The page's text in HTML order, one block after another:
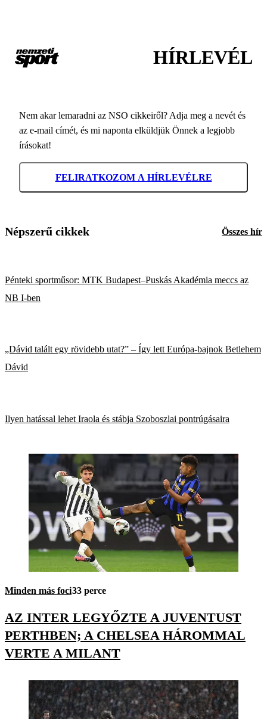
HÍRLEVÉL
Nem akar lemaradni az NSO cikkeiről? Adja meg a nevét és
az e-mail címét, és mi naponta elküldjük Önnek a legjobb
írásokat!
FELIRATKOZOM A HÍRLEVÉLRE
Népszerű cikkek Összes hír
Pénteki sportműsor: MTK Budapest–Puskás Akadémia meccs az
NB I-ben
„Dávid talált egy rövidebb utat?” – Így lett Európa-bajnok Betlehem
Dávid
Ilyen hatással lehet Iraola és stábja Szoboszlai pontrúgásaira
Minden más foci33 perce
AZ INTER LEGYŐZTE A JUVENTUST
PERTHBEN; A CHELSEA HÁROMMAL
VERTE A MILANT